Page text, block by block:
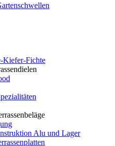
Kiefer-Fichte
Alu und Lager